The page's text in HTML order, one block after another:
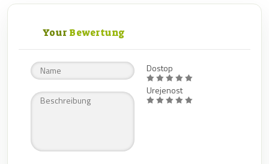
Your Bewertung
Dostop
Urejenost